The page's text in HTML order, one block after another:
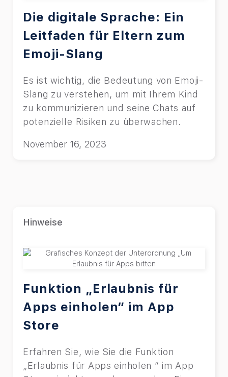
Die digitale Sprache: Ein
Leitfaden für Eltern zum
Emoji-Slang
Es ist wichtig, die Bedeutung von Emoji-
Slang zu verstehen, um mit Ihrem Kind
zu kommunizieren und seine Chats auf
potenzielle Risiken zu überwachen.
November 16, 2023
Hinweise
Funktion „Erlaubnis für
Apps einholen“ im App
Store
Erfahren Sie, wie Sie die Funktion
„Erlaubnis für Apps einholen “ im App